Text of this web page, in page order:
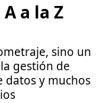
a la Z
sino un
gestión de
datos y muchos